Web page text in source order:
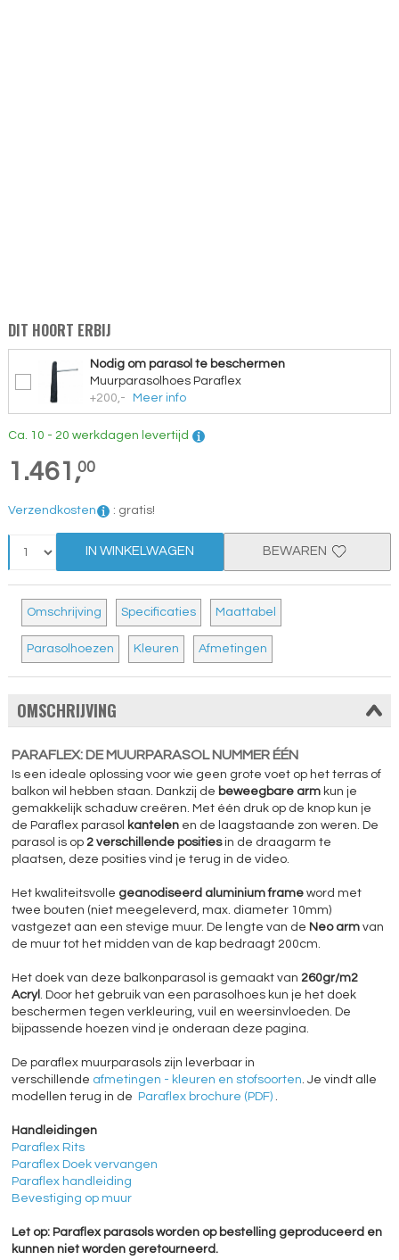
DIT HOORT ERBIJ
Nodig om parasol te beschermen
Muurparasolhoes Paraflex
+200,-
Meer info
Ca. 10 - 20 werkdagen levertijd
1.461,00
Verzendkosten : gratis!
IN WINKELWAGEN BEWAREN
Omschrijving Specificaties Maattabel
Parasolhoezen Kleuren Afmetingen
OMSCHRIJVING
PARAFLEX: DE MUURPARASOL NUMMER ÉÉN
Is een ideale oplossing voor wie geen grote voet op het terras of
balkon wil hebben staan. Dankzij de beweegbare arm kun je
gemakkelijk schaduw creëren. Met één druk op de knop kun je
de Paraflex parasol kantelen en de laagstaande zon weren. De
parasol is op 2 verschillende positiesin de draagarm te
plaatsen, deze posities vind je terug in de video.
Het kwaliteitsvolle geanodiseerd aluminium frame word met
twee bouten (niet meegeleverd, max. diameter 10mm)
vastgezet aan een stevige muur. De lengte van de Neo arm van
de muur tot het midden van de kap bedraagt 200cm.
Het doek van deze balkonparasol is gemaakt van 260gr/m2
Acryl . Door het gebruik van een parasolhoes kun je het doek
beschermen tegen verkleuring, vuil en weersinvloeden. De
bijpassende hoezen vind je onderaan deze pagina.
De paraflex muurparasols zijn leverbaar in
verschillende afmetingen - kleuren en stofsoorten. Je vindt alle
modellen terug in de
Paraflex brochure (PDF) .
Handleidingen
Paraflex Rits
Paraflex Doek vervangen
Paraflex handleiding
Bevestiging op muur
Let op: Paraflex parasols worden op bestelling geproduceerd en
kunnen niet worden geretourneerd.